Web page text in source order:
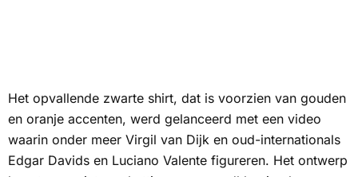
Het opvallende zwarte shirt, dat is voorzien van gouden
en oranje accenten, werd gelanceerd met een video
waarin onder meer Virgil van Dijk en oud-internationals
Edgar Davids en Luciano Valente figureren. Het ontwerp